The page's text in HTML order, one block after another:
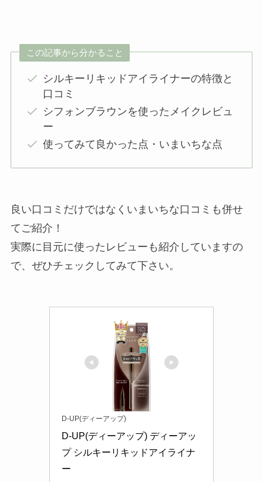
この記事から分かること
シルキーリキッドアイライナーの特徴と
口コミ
シフォンブラウンを使ったメイクレビュ
ー
使ってみて良かった点・いまいちな点
良い口コミだけではなくいまいちな口コミも併せ
てご紹介！
実際に目元に使ったレビューも紹介していますの
で、ぜひチェックしてみて下さい。
D-UP(ディーアップ)
D-UP(ディーアップ) ディーアッ
プ シルキーリキッドアイライナ
ー